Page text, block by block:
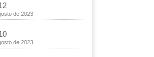
de 2023
de 2023